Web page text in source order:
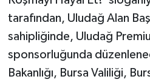
tarafından, Uludağ Alan
sahipliğinde, Uludağ
sponsorluğunda
Bakanlığı, Bursa Valiliği,